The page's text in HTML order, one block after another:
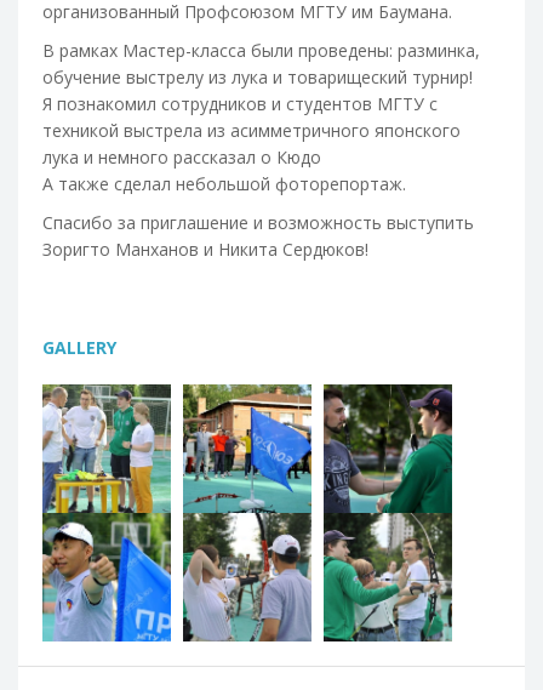
организованный Профсоюзом МГТУ им Баумана.
В рамках Мастер-класса были проведены: разминка,
обучение выстрелу из лука и товарищеский турнир!
Я познакомил сотрудников и студентов МГТУ с
техникой выстрела из асимметричного японского
лука и немного рассказал о Кюдо
А также сделал небольшой фоторепортаж.
Спасибо за приглашение и возможность выступить
Зоригто Манханов и Никита Сердюков!
GALLERY